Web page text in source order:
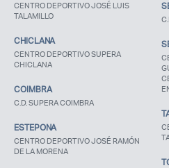
CENTRO DEPORTIVO JOSÉ LUIS
TALAMILLO
CHICLANA
CENTRO DEPORTIVO SUPERA
CHICLANA
COIMBRA
C.D. SUPERA COIMBRA
ESTEPONA
CENTRO DEPORTIVO JOSÉ RAMÓN
DE LA MORENA